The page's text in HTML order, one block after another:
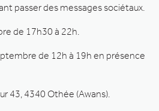
passer des messages sociétaux.
de 17h30 à 22h.
de 12h à 19h en présence
43, 4340 Othée (Awans).